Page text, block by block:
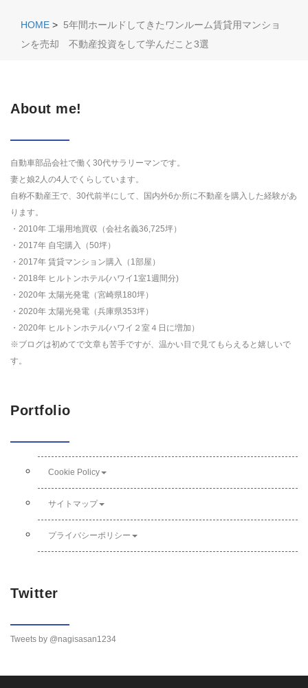
HOME > 5年間ホールドしてきたワンルーム賃貸用マンショ
ンを売却 不動産投資をして学んだこと3選
About me!
自動車部品会社で働く30代サラリーマンです。
妻と娘2人の4人でくらしています。
自称不動産王で、30代前半にして、国内外6か所に不動産を購入した経験があ
ります。
・2010年 工場用地買収（会社名義36,725坪）
・2017年 自宅購入（50坪）
・2017年 賃貸マンション購入（1部屋）
・2018年 ヒルトンホテル(ハワイ1室1週間分)
・2020年 太陽光発電（宮崎県180坪）
・2020年 太陽光発電（兵庫県353坪）
・2020年 ヒルトンホテル(ハワイ２室４日に増加）
※ブログは初めてで文章も苦手ですが、温かい目で見てもらえると嬉しいで
す。
Portfolio
Cookie Policy
サイトマップ
プライバシーポリシー
Twitter
Tweets by @nagisasan1234